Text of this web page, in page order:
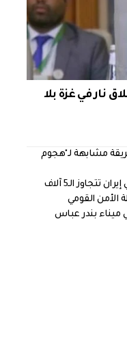
نار في غزة بلا
مشابهة لـ"هجوم
الـ5 آلاف
الأمن القومي
ميناء بندر عباس